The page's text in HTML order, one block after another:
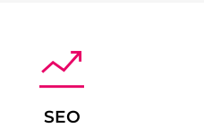
SEO